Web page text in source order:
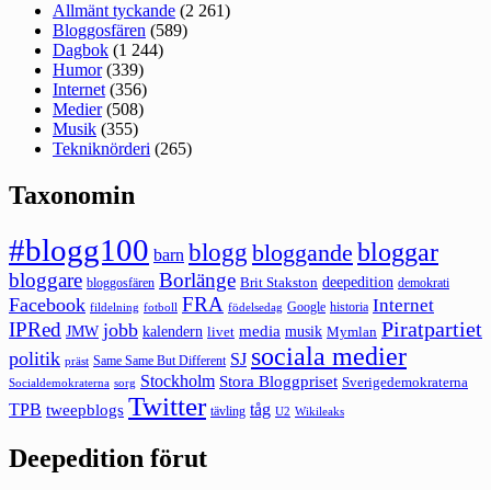
Allmänt tyckande (2 261)
Bloggosfären (589)
Dagbok (1 244)
Humor(339)
Internet (356)
Medier(508)
Musik (355)
Tekniknörderi (265)
Taxonomin
#blogg100 barn blogg bloggande bloggar
bloggare bloggosfären Borlänge Brit Stakston deepedition demokrati
Facebook fildelning fotboll FRA födelsedag Google historia Internet
IPRed JMW jobb kalendern livet media musik Mymlan Piratpartiet
politik präst Same Same But Different SJ sociala medier
Socialdemokraterna sorg Stockholm Stora Bloggpriset Sverigedemokraterna
TPB tweepblogs Twitter tävling tåg U2 Wikileaks
Deepedition förut